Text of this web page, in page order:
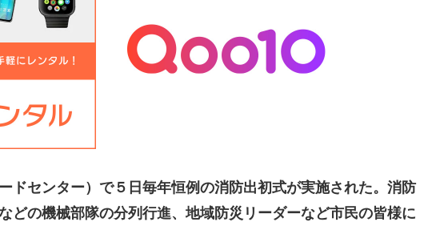
ドセンター）で５日毎年恒例の消防出初式が実施された。消防
どの機械部隊の分列行進、地域防災リーダーなど市民の皆様に